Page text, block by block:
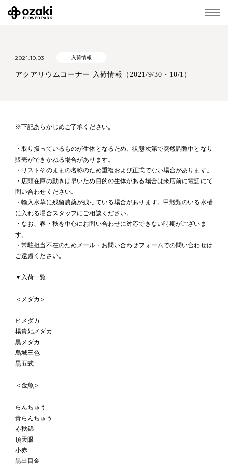
2021.10.03 入荷情報
アクアリウムコーナー 入荷情報（2021/9/30・10/1）
※下記あらかじめご了承ください。
・取り扱っているものが生体となるため、状態次第で突然調整中となり
販売ができかねる場合があります。
・リストそのままの名称のため重複および正式でない場合があります。
・店頭在庫の動きは早いため目的の生体がある場合は来店前に電話にて
問い合わせください。
・輸入水草に残留農薬が残っている場合があります。甲殻類のいる水槽
に入れる場合スタッフにご相談ください。
・なお、春・秋を中心にお問い合わせに対応できない時期がございま
す。
・常駐担当不在のためメール・お問い合わせフォームでの問い合わせは
ご遠慮ください。
▼入荷一覧
＜メダカ＞
ヒメダカ
楊貴妃メダカ
黒メダカ
烏城三色
黒五式
＜金魚＞
らんちゅう
青らんちゅう
赤秋錦
頂天眼
小赤
黒出目金